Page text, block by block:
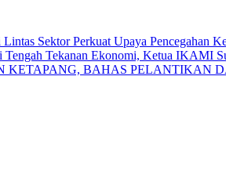
Sektor Perkuat Upaya Pencegahan
Tengah Tekanan Ekonomi, Ketua IKAMI
KETAPANG, BAHAS PELANTIKAN